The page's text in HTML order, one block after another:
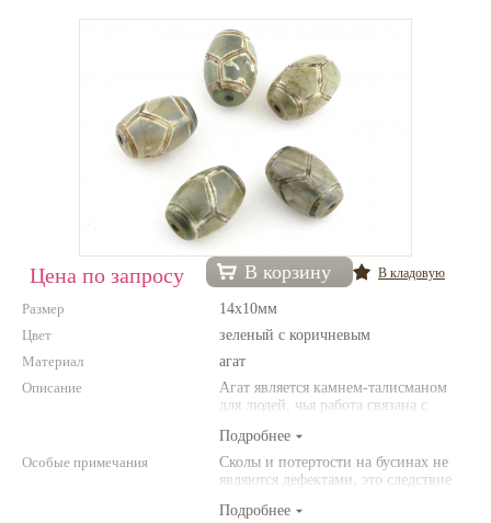
Инструменты и материалы
Эпоксидная смола
Шнуры, ленты, нитки
По темам и сезонам
Бисер TOHO
Нетемнеющая фурнитура
Всё для вышивки
Натуральные камни
Цена по запросу В корзину В кладовую
Размер
14х10мм
Цвет
зеленый с коричневым
Материал
агат
Описание
Агат является камнем-талисманом
для людей, чья работа связана с
защищает от энергетического
"вампиризма" со стороны других
людей и способствет укреплению
Подробнее
Особые примечания
Сколы и потертости на бусинах не
являются дефектами, это следствие
природного камня. Цвет и размер
Подробнее